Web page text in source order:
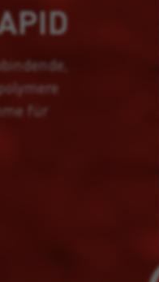
für